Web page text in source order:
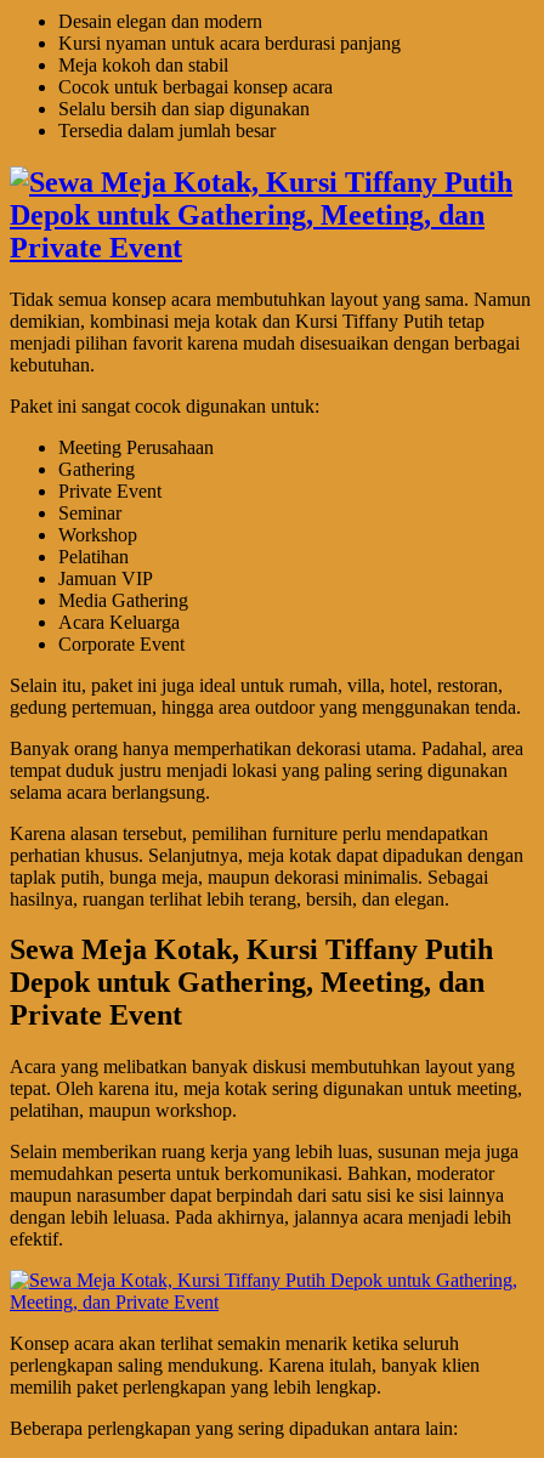
Desain elegan dan modern
Kursi nyaman untuk acara berdurasi panjang
Meja kokoh dan stabil
Cocok untuk berbagai konsep acara
Selalu bersih dan siap digunakan
Tersedia dalam jumlah besar
Tidak semua konsep acara membutuhkan layout yang sama. Namun
demikian, kombinasi meja kotak dan Kursi Tiffany Putih tetap
menjadi pilihan favorit karena mudah disesuaikan dengan berbagai
kebutuhan.
Paket ini sangat cocok digunakan untuk:
Meeting Perusahaan
Gathering
Private Event
Seminar
Workshop
Pelatihan
Jamuan VIP
Media Gathering
Acara Keluarga
Corporate Event
Selain itu, paket ini juga ideal untuk rumah, villa, hotel, restoran,
gedung pertemuan, hingga area outdoor yang menggunakan tenda.
Banyak orang hanya memperhatikan dekorasi utama. Padahal, area
tempat duduk justru menjadi lokasi yang paling sering digunakan
selama acara berlangsung.
Karena alasan tersebut, pemilihan furniture perlu mendapatkan
perhatian khusus. Selanjutnya, meja kotak dapat dipadukan dengan
taplak putih, bunga meja, maupun dekorasi minimalis. Sebagai
hasilnya, ruangan terlihat lebih terang, bersih, dan elegan.
Sewa Meja Kotak, Kursi Tiffany Putih
Depok untuk Gathering, Meeting, dan
Private Event
Acara yang melibatkan banyak diskusi membutuhkan layout yang
tepat. Oleh karena itu, meja kotak sering digunakan untuk meeting,
pelatihan, maupun workshop.
Selain memberikan ruang kerja yang lebih luas, susunan meja juga
memudahkan peserta untuk berkomunikasi. Bahkan, moderator
maupun narasumber dapat berpindah dari satu sisi ke sisi lainnya
dengan lebih leluasa. Pada akhirnya, jalannya acara menjadi lebih
efektif.
Konsep acara akan terlihat semakin menarik ketika seluruh
perlengkapan saling mendukung. Karena itulah, banyak klien
memilih paket perlengkapan yang lebih lengkap.
Beberapa perlengkapan yang sering dipadukan antara lain: